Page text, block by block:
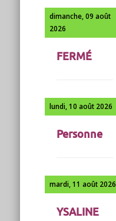
dimanche, 09 août
2026
FERMÉ
lundi, 10 août 2026
Personne
mardi, 11 août 2026
YSALINE